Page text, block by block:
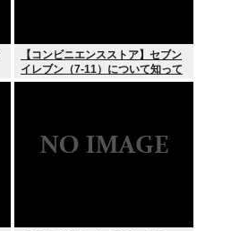
【コンビニエンスストア】セブン
イレブン（7-11）について知って
いること